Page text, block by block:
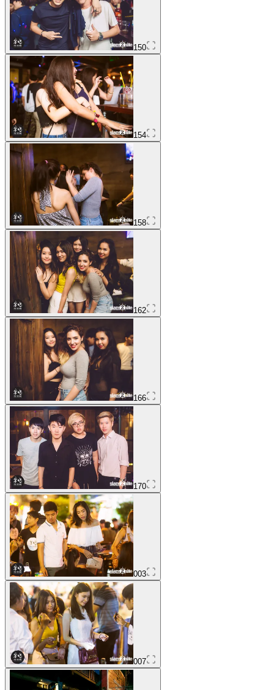
150
154
158
162
166
170
003
007